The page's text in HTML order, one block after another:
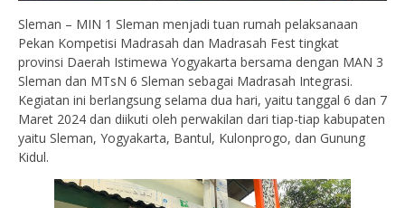
Sleman – MIN 1 Sleman menjadi tuan rumah pelaksanaan
Pekan Kompetisi Madrasah dan Madrasah Fest tingkat
provinsi Daerah Istimewa Yogyakarta bersama dengan MAN 3
Sleman dan MTsN 6 Sleman sebagai Madrasah Integrasi.
Kegiatan ini berlangsung selama dua hari, yaitu tanggal 6 dan 7
Maret 2024 dan diikuti oleh perwakilan dari tiap-tiap kabupaten
yaitu Sleman, Yogyakarta, Bantul, Kulonprogo, dan Gunung
Kidul.